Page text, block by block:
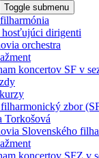
Toggle submenu
hosťujúci dirigenti
orchestra
koncertov SF v
zbor
Torkošová
Slovenského
koncertov SFZ v